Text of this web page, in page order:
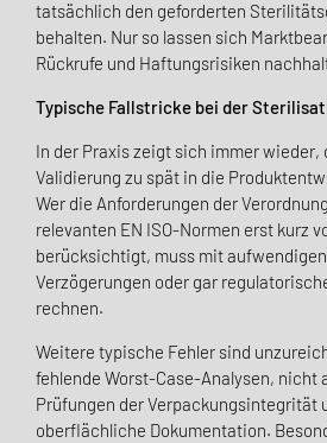
tatsächlich den geforderten
behalten. Nur so lassen sich
Rückrufe und Haftungsrisiken
Typische Fallstricke bei der
In der Praxis zeigt sich immer wieder,
Validierung zu spät in die
Wer die Anforderungen der
relevanten EN ISO-Normen erst kurz
berücksichtigt, muss mit
Verzögerungen oder gar
rechnen.
Weitere typische Fehler sind
fehlende Worst-Case-Analysen, nicht
Prüfungen der Verpackungsintegrität
oberflächliche Dokumentation.